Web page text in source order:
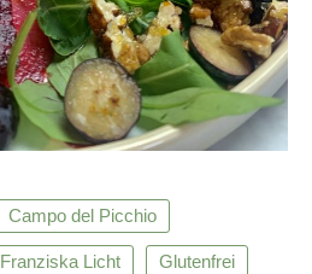
Campo del Picchio
Franziska Licht Glutenfrei